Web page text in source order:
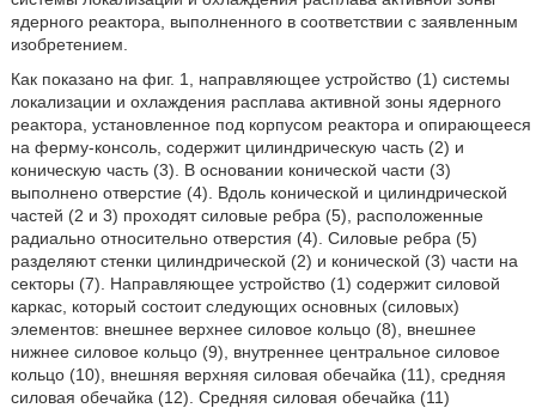
ядерного реактора, выполненного в соответствии с заявленным
изобретением.
Как показано на фиг. 1, направляющее устройство (1) системы
локализации и охлаждения расплава активной зоны ядерного
реактора, установленное под корпусом реактора и опирающееся
на ферму-консоль, содержит цилиндрическую часть (2) и
коническую часть (3). В основании конической части (3)
выполнено отверстие (4). Вдоль конической и цилиндрической
частей (2 и 3) проходят силовые ребра (5), расположенные
радиально относительно отверстия (4). Силовые ребра (5)
разделяют стенки цилиндрической (2) и конической (3) части на
секторы (7). Направляющее устройство (1) содержит силовой
каркас, который состоит следующих основных (силовых)
элементов: внешнее верхнее силовое кольцо (8), внешнее
нижнее силовое кольцо (9), внутреннее центральное силовое
кольцо (10), внешняя верхняя силовая обечайка (11), средняя
силовая обечайка (12). Средняя силовая обечайка (11)